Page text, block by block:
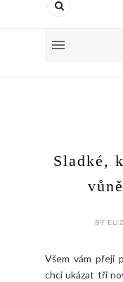
Sladké,
BY
Všem vám přeji
chci ukázat tři